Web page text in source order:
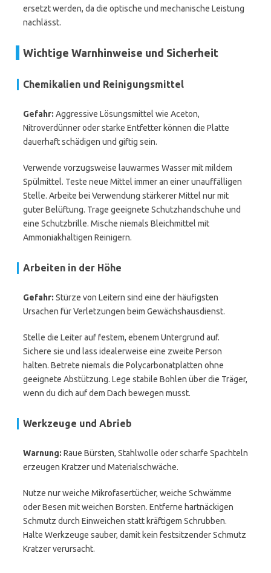
ersetzt werden, da die optische und mechanische Leistung
nachlässt.
Wichtige Warnhinweise und Sicherheit
Chemikalien und Reinigungsmittel
Gefahr: Aggressive Lösungsmittel wie Aceton,
Nitroverdünner oder starke Entfetter können die Platte
dauerhaft schädigen und giftig sein.
Verwende vorzugsweise lauwarmes Wasser mit mildem
Spülmittel. Teste neue Mittel immer an einer unauffälligen
Stelle. Arbeite bei Verwendung stärkerer Mittel nur mit
guter Belüftung. Trage geeignete Schutzhandschuhe und
eine Schutzbrille. Mische niemals Bleichmittel mit
Ammoniakhaltigen Reinigern.
Arbeiten in der Höhe
Gefahr: Stürze von Leitern sind eine der häufigsten
Ursachen für Verletzungen beim Gewächshausdienst.
Stelle die Leiter auf festem, ebenem Untergrund auf.
Sichere sie und lass idealerweise eine zweite Person
halten. Betrete niemals die Polycarbonatplatten ohne
geeignete Abstützung. Lege stabile Bohlen über die Träger,
wenn du dich auf dem Dach bewegen musst.
Werkzeuge und Abrieb
Warnung: Raue Bürsten, Stahlwolle oder scharfe Spachteln
erzeugen Kratzer und Materialschwäche.
Nutze nur weiche Mikrofasertücher, weiche Schwämme
oder Besen mit weichen Borsten. Entferne hartnäckigen
Schmutz durch Einweichen statt kräftigem Schrubben.
Halte Werkzeuge sauber, damit kein festsitzender Schmutz
Kratzer verursacht.